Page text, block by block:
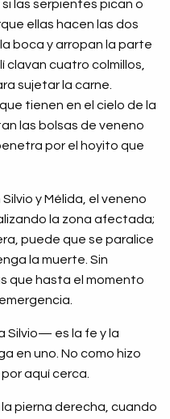
si las serpientes pican o
ellas hacen las dos
boca y arropan la parte
clavan cuatro colmillos,
sujetar la carne.
tienen en el cielo de la
las bolsas de veneno
por el hoyito que
y Mélida, el veneno
la zona afectada;
puede que se paralice
la muerte. Sin
que hasta el momento
Silvio— es la fe y la
en uno. No como hizo
aquí cerca.
pierna derecha, cuando